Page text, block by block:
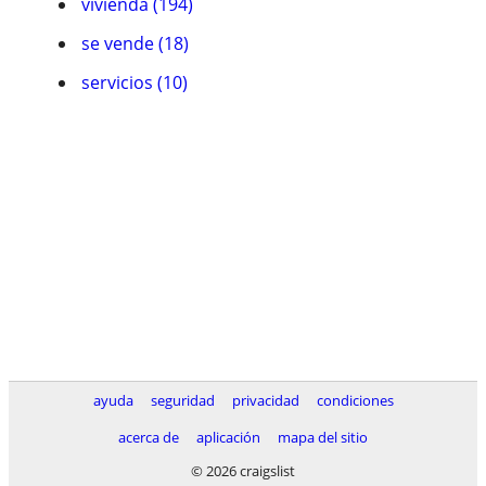
se vende (18)
servicios (10)
ayuda seguridad privacidad
condiciones
acerca de
aplicación
mapa del sitio
© 2026 craigslist